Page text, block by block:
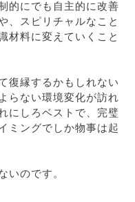
的にでも自主的に改善
、スピリチャルなこと
材料に変えていくこと
復縁するかもしれない
らない環境変化が訪れ
にしろベストで、完璧
ミングでしか物事は起
いのです。